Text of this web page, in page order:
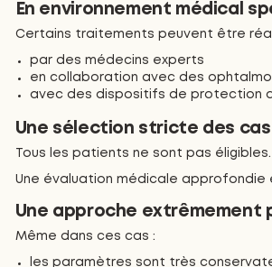
En environnement médical
Certains traitements peuvent être
par des médecins experts
en collaboration avec des
avec des dispositifs de protection
Une sélection stricte des cas
Tous les patients ne sont pas éligibles.
Une évaluation médicale approfondie
Une approche extrêmement
Même dans ces cas :
les paramètres sont très